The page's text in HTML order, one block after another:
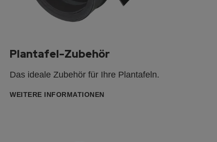
Plantafel-Zubehör
Das ideale Zubehör für Ihre Plantafeln.
WEITERE INFORMATIONEN